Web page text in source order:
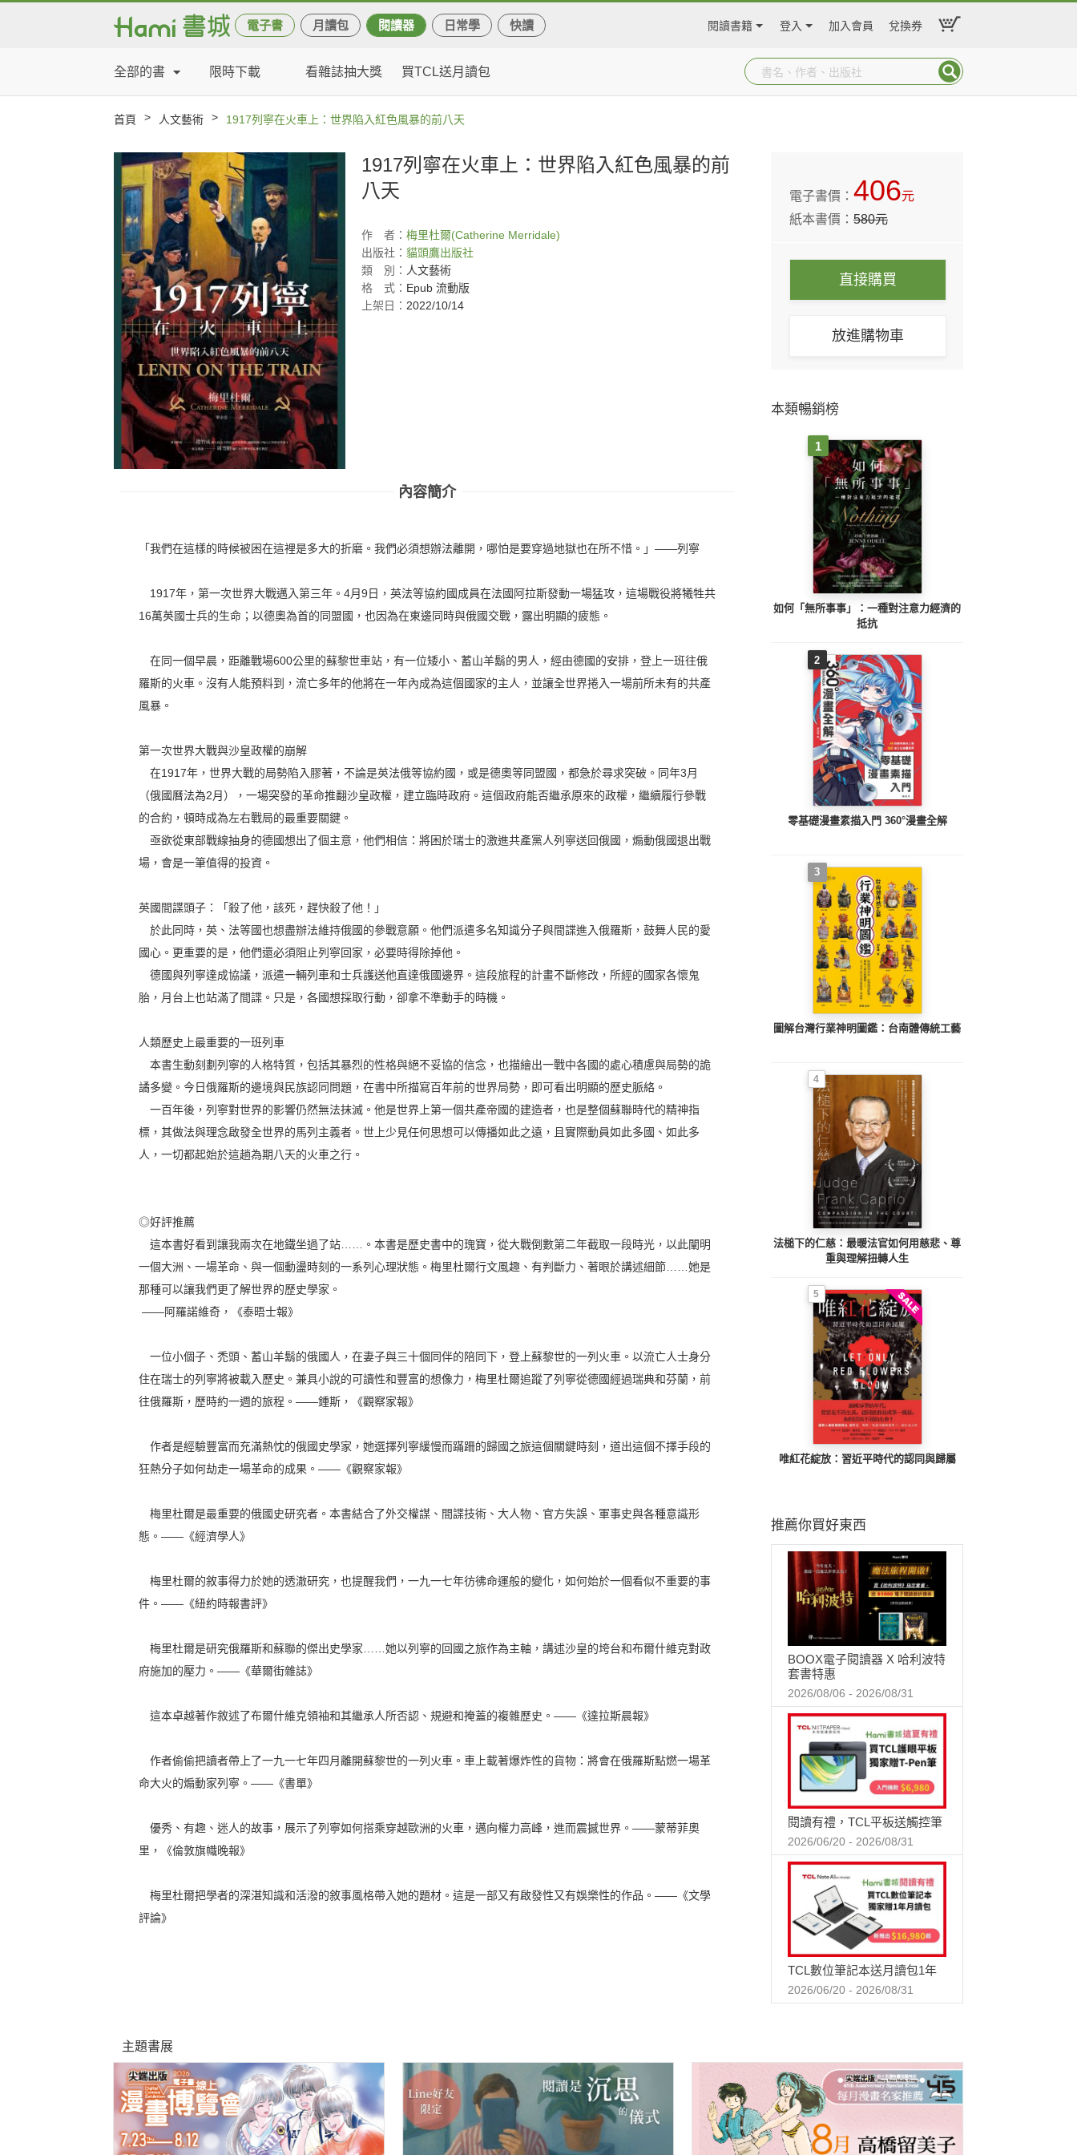
電子書 月讀包 閱讀器 日常學 快讀 閱讀書籍 登入 加入會員 兌換券
全部的書 限時下載 看雜誌抽大獎 買TCL送月讀包
首頁 > 人文藝術 > 1917列寧在火車上：世界陷入紅色風暴的前八天
1917列寧在火車上：世界陷入紅色風暴的前
八天
作 者： 梅里杜爾(Catherine Merridale)
出版社： 貓頭鷹出版社
類
別： 人文藝術
格
式： Epub 流動版
上架日： 2022/10/14
內容簡介
「我們在這樣的時候被困在這裡是多大的折磨。我們必須想辦法離開，哪怕是要穿過地獄也在所不惜。」——列寧
1917年，第一次世界大戰邁入第三年。4月9日，英法等協約國成員在法國阿拉斯發動一場猛攻，這場戰役將犧牲共
16萬英國士兵的生命；以德奧為首的同盟國，也因為在東邊同時與俄國交戰，露出明顯的疲態。
在同一個早晨，距離戰場600公里的蘇黎世車站，有一位矮小、蓄山羊鬍的男人，經由德國的安排，登上一班往俄
羅斯的火車。沒有人能預料到，流亡多年的他將在一年內成為這個國家的主人，並讓全世界捲入一場前所未有的共產
風暴。
第一次世界大戰與沙皇政權的崩解
在1917年，世界大戰的局勢陷入膠著，不論是英法俄等協約國，或是德奧等同盟國，都急於尋求突破。同年3月
（俄國曆法為2月），一場突發的革命推翻沙皇政權，建立臨時政府。這個政府能否繼承原來的政權，繼續履行參戰
的合約，頓時成為左右戰局的最重要關鍵。
亟欲從東部戰線抽身的德國想出了個主意，他們相信：將困於瑞士的激進共產黨人列寧送回俄國，煽動俄國退出戰
場，會是一筆值得的投資。
英國間諜頭子：「殺了他，該死，趕快殺了他！」
於此同時，英、法等國也想盡辦法維持俄國的參戰意願。他們派遣多名知識分子與間諜進入俄羅斯，鼓舞人民的愛
國心。更重要的是，他們還必須阻止列寧回家，必要時得除掉他。
德國與列寧達成協議，派遣一輛列車和士兵護送他直達俄國邊界。這段旅程的計畫不斷修改，所經的國家各懷鬼
胎，月台上也站滿了間諜。只是，各國想採取行動，卻拿不準動手的時機。
人類歷史上最重要的一班列車
本書生動刻劃列寧的人格特質，包括其暴烈的性格與絕不妥協的信念，也描繪出一戰中各國的處心積慮與局勢的詭
譎多變。今日俄羅斯的邊境與民族認同問題，在書中所描寫百年前的世界局勢，即可看出明顯的歷史脈絡。
一百年後，列寧對世界的影響仍然無法抹滅。他是世界上第一個共產帝國的建造者，也是整個蘇聯時代的精神指
標，其做法與理念啟發全世界的馬列主義者。世上少見任何思想可以傳播如此之遠，且實際動員如此多國、如此多
人，一切都起始於這趟為期八天的火車之行。
◎好評推薦
這本書好看到讓我兩次在地鐵坐過了站……。本書是歷史書中的瑰寶，從大戰倒數第二年截取一段時光，以此闡明
一個大洲、一場革命、與一個動盪時刻的一系列心理狀態。梅里杜爾行文風趣、有判斷力、著眼於講述細節……她是
那種可以讓我們更了解世界的歷史學家。
——阿羅諾維奇，《泰晤士報》
一位小個子、禿頭、蓄山羊鬍的俄國人，在妻子與三十個同伴的陪同下，登上蘇黎世的一列火車。以流亡人士身分
住在瑞士的列寧將被載入歷史。兼具小說的可讀性和豐富的想像力，梅里杜爾追蹤了列寧從德國經過瑞典和芬蘭，前
往俄羅斯，歷時約一週的旅程。——鍾斯，《觀察家報》
作者是經驗豐富而充滿熱忱的俄國史學家，她選擇列寧緩慢而蹣跚的歸國之旅這個關鍵時刻，道出這個不擇手段的
狂熱分子如何劫走一場革命的成果。——《觀察家報》
梅里杜爾是最重要的俄國史研究者。本書結合了外交權謀、間諜技術、大人物、官方失誤、軍事史與各種意識形
態。——《經濟學人》
梅里杜爾的敘事得力於她的透澈研究，也提醒我們，一九一七年彷彿命運般的變化，如何始於一個看似不重要的事
件。——《紐約時報書評》
梅里杜爾是研究俄羅斯和蘇聯的傑出史學家……她以列寧的回國之旅作為主軸，講述沙皇的垮台和布爾什維克對政
府施加的壓力。——《華爾街雜誌》
這本卓越著作敘述了布爾什維克領袖和其繼承人所否認、規避和掩蓋的複雜歷史。——《達拉斯晨報》
作者偷偷把讀者帶上了一九一七年四月離開蘇黎世的一列火車。車上載著爆炸性的貨物：將會在俄羅斯點燃一場革
命大火的煽動家列寧。——《書單》
優秀、有趣、迷人的故事，展示了列寧如何搭乘穿越歐洲的火車，邁向權力高峰，進而震撼世界。——蒙蒂菲奧
里，《倫敦旗幟晚報》
梅里杜爾把學者的深湛知識和活潑的敘事風格帶入她的題材。這是一部又有啟發性又有娛樂性的作品。——《文學
評論》
電子書價：406元
紙本書價：580元
直接購買
放進購物車
本類暢銷榜
1
如何「無所事事」：一種對注意力經濟的
抵抗
2
零基礎漫畫素描入門 360°漫畫全解
3
圖解台灣行業神明圖鑑：台南體傳統工藝
4
法槌下的仁慈：最暖法官如何用慈悲、尊
重與理解扭轉人生
5
唯紅花綻放：習近平時代的認同與歸屬
推薦你買好東西
BOOX電子閱讀器 X 哈利波特
套書特惠
2026/08/06 - 2026/08/31
閱讀有禮，TCL平板送觸控筆
2026/06/20 - 2026/08/31
TCL數位筆記本送月讀包1年
2026/06/20 - 2026/08/31
主題書展